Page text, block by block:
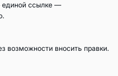
единой ссылке —
возможности вносить правки.